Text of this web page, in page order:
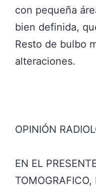
con pequeña
bien definida,
Resto de bulbo
alteraciones.
OPINIÓN
EN EL
TOMOGRAFICO,